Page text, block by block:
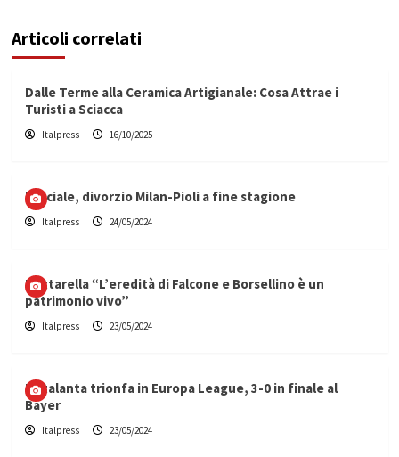
Articoli correlati
Dalle Terme alla Ceramica Artigianale: Cosa Attrae i
Turisti a Sciacca
Italpress 16/10/2025
Ufficiale, divorzio Milan-Pioli a fine stagione
Italpress 24/05/2024
Mattarella “L’eredità di Falcone e Borsellino è un
patrimonio vivo”
Italpress 23/05/2024
L’Atalanta trionfa in Europa League, 3-0 in finale al
Bayer
Italpress 23/05/2024